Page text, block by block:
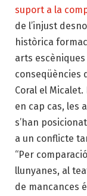
suport a la
de l’injust
històrica
arts
conseqüències
Coral el
en cap cas, les
s’han
a un conflicte
“Per
llunyanes, al
de mancances